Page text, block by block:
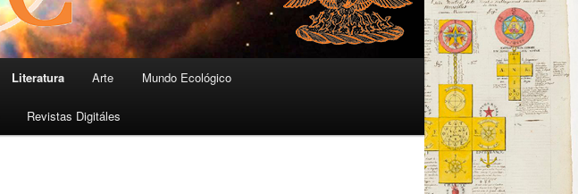
Literatura Arte Mundo Ecológico
Revistas Digitáles